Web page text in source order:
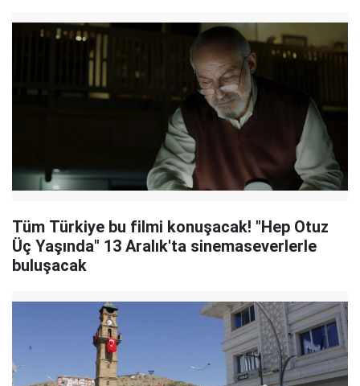
Tüm Türkiye bu filmi konuşacak! "Hep Otuz
Üç Yaşında" 13 Aralık'ta sinemaseverlerle
buluşacak